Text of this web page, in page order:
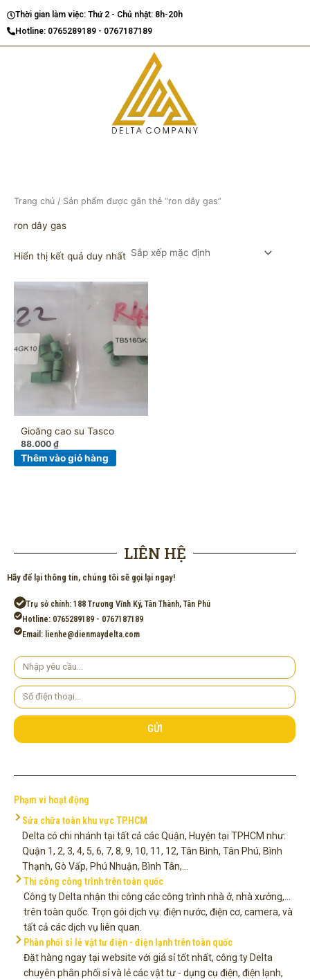
tới
nội
Thời gian làm việc: Thứ 2 - Chủ nhật: 8h-20h
Hotline: 0765289189 - 0767187189
Trang chủ / Sản phẩm được gắn thẻ “ron dây gas”
ron dây gas
Hiển thị kết quả duy nhất
Gioăng cao su Tasco
88.000 ₫
Thêm vào giỏ hàng
LIÊN HỆ
Hãy để lại thông tin, chúng tôi sẽ gọi lại ngay!
Trụ sở chính: 188 Trương Vĩnh Ký, Tân Thành, Tân Phú
Hotline: 0765289189 - 0767187189
Email: lienhe@dienmaydelta.com
Yêu
cầu
Số
điện
thoại
GỬI
Phạm vi hoạt động
Sửa chữa toàn khu vực TP.HCM
Delta có chi nhánh tại tất cả các Quận, Huyện tại TPHCM như:
Quận 1, 2, 3, 4, 5, 6, 7, 8, 9, 10, 11, 12, Tân Bình, Tân Phú, Bình
Thạnh, Gò Vấp, Phú Nhuận, Bình Tân,...
Thi công công trình trên toàn quốc
Công ty Delta nhận thi công các công trình nhà ở, nhà xưởng,...
trên toàn quốc. Trọn gói dịch vụ: điện nước, điện cơ, camera, và
tất cả các dịch vụ liên quan.
Phân phối sỉ lẻ vật tư điện - điện lạnh trên toàn quốc
Đặt hàng ngay tại website với giá sỉ tốt nhất, công ty Delta
chuyên phân phối sỉ và lẻ các vật tư - dụng cụ điện, điện lạnh,